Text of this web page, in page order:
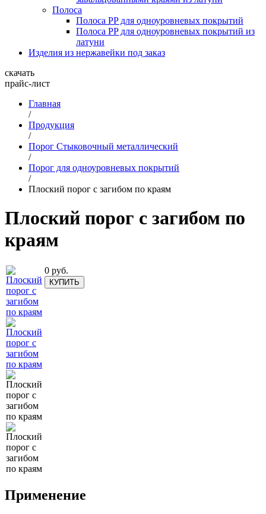
Полоса
Полоса PP для одноуровневых покрытий
Полоса PP для одноуровневых покрытий из
латуни
Изделия из нержавейки под заказ
скачать
прайс-лист
Главная
/
Продукция
/
Порог Стыковочный металлический
/
Порог для одноуровневых покрытий
/
Плоский порог с загибом по краям
Плоский порог с загибом по
краям
0 руб.
КУПИТЬ
Применение